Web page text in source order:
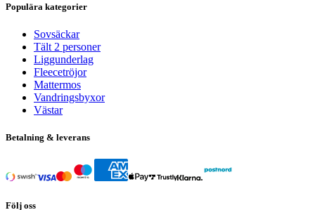
Populära kategorier
Sovsäckar
Tält 2 personer
Liggunderlag
Fleecetröjor
Mattermos
Vandringsbyxor
Västar
Betalning & leverans
Följ oss